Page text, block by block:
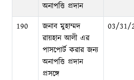
অনাপত্তি প্রদান
190
জনাব মুহাম্মদ
রায়হান আলী এর
পাসপোর্ট করার জন্য
অনাপত্তি প্রদান
প্রসঙ্গে
03/31/